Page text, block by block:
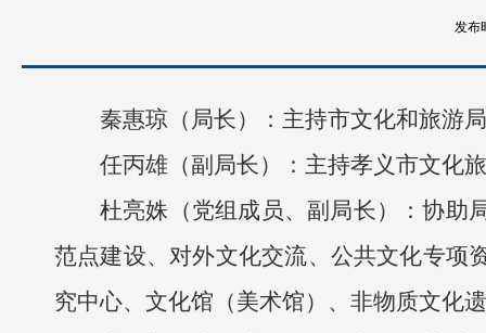
发布
秦惠琼（局长）：主持市文化和旅游
任丙雄（副局长）：主持孝义市文化
杜亮姝（党组成员、副局长）：协助
范点建设、对外文化交流、公共文化专项
究中心、文化馆（美术馆）、非物质文化